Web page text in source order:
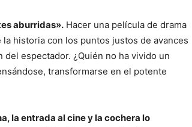
aburridas». Hacer una película de drama
historia con los puntos justos de avances
espectador. ¿Quién no ha vivido un
transformarse en el potente
la entrada al cine y la cochera lo